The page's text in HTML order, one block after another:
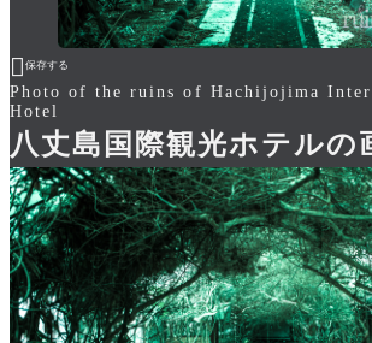
 保存する
Photo of the ruins of Hachijojima
Hotel
八丈島国際観光ホテルの